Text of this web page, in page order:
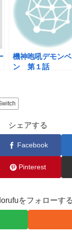
機神咆吼デモンベ
ン 第１話
シェアする
Facebook
Pinterest
をフォローする